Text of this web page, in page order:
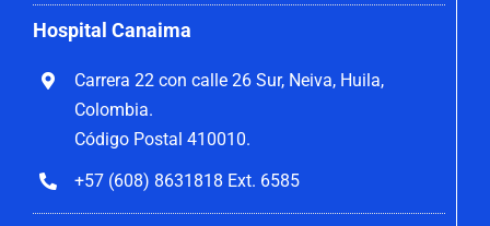
Hospital Canaima
Carrera 22 con calle 26 Sur, Neiva, Huila,
Colombia.
Código Postal 410010.
+57 (608) 8631818 Ext. 6585